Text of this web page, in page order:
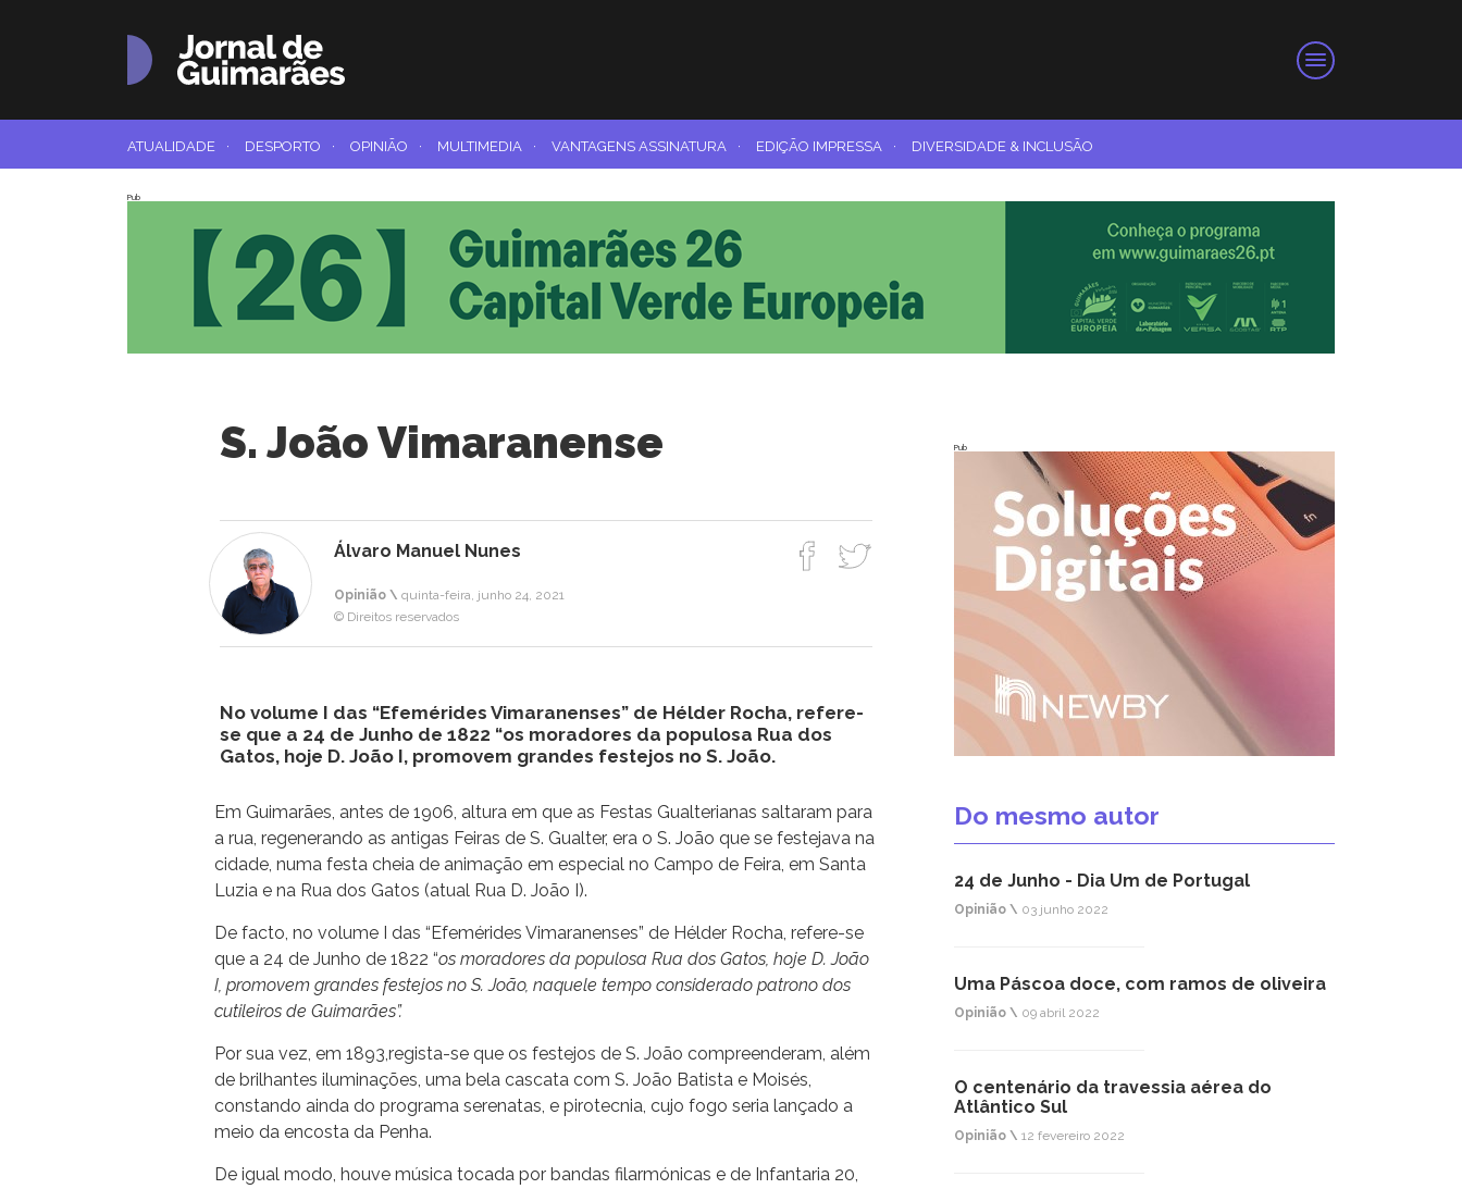
ATUALIDADE · DESPORTO · OPINIÃO · MULTIMEDIA · VANTAGENS ASSINATURA · EDIÇÃO IMPRESSA · DIVERSIDADE & INCLUSÃO
Pub
S. João Vimaranense
Álvaro Manuel Nunes
Opinião \ quinta-feira, junho 24, 2021
© Direitos reservados
No volume I das “Efemérides Vimaranenses” de Hélder Rocha, refere-
se que a 24 de Junho de 1822 “os moradores da populosa Rua dos
Gatos, hoje D. João I, promovem grandes festejos no S. João.
Em Guimarães, antes de 1906, altura em que as Festas Gualterianas saltaram para
a rua, regenerando as antigas Feiras de S. Gualter, era o S. João que se festejava na
cidade, numa festa cheia de animação em especial no Campo de Feira, em Santa
Luzia e na Rua dos Gatos (atual Rua D. João I).
De facto, no volume I das “Efemérides Vimaranenses” de Hélder Rocha, refere-se
que a 24 de Junho de 1822 “os moradores da populosa Rua dos Gatos, hoje D. João
I, promovem grandes festejos no S. João, naquele tempo considerado patrono dos
cutileiros de Guimarães”.
Por sua vez, em 1893,regista-se que os festejos de S. João compreenderam, além
de brilhantes iluminações, uma bela cascata com S. João Batista e Moisés,
constando ainda do programa serenatas, e pirotecnia, cujo fogo seria lançado a
meio da encosta da Penha.
De igual modo, houve música tocada por bandas filarmónicas e de Infantaria 20,
Pub
Do mesmo autor
24 de Junho - Dia Um de Portugal
Opinião \ 03 junho 2022
Uma Páscoa doce, com ramos de oliveira
Opinião \ 09 abril 2022
O centenário da travessia aérea do
Atlântico Sul
Opinião \ 12 fevereiro 2022